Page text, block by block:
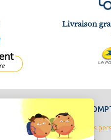
Livraison
VOTRE
Informations